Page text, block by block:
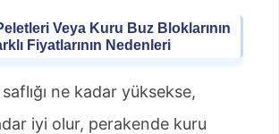
Veya Kuru Buz Bloklarının
Fiyatlarının Nedenleri
ne kadar yüksekse,
iyi olur, perakende kuru